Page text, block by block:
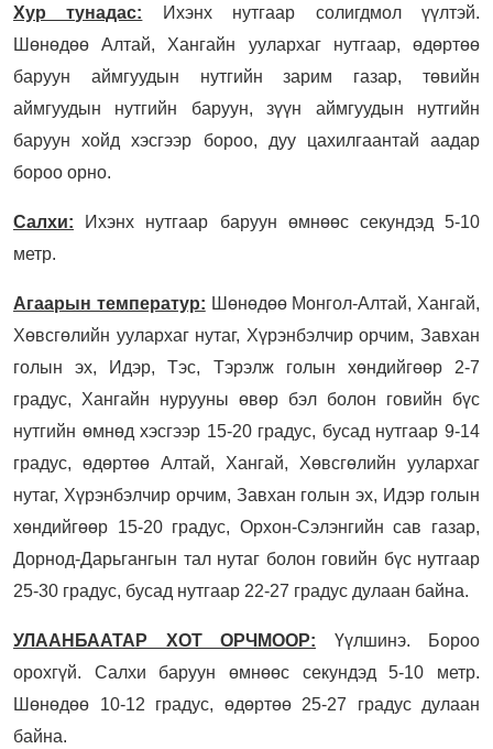
Хур тунадас: Ихэнх нутгаар солигдмол үүлтэй.
Шөнөдөө Алтай, Хангайн уулархаг нутгаар, өдөртөө
баруун аймгуудын нутгийн зарим газар, төвийн
аймгуудын нутгийн баруун, зүүн аймгуудын нутгийн
баруун хойд хэсгээр бороо, дуу цахилгаантай аадар
бороо орно.
Салхи: Ихэнх нутгаар баруун өмнөөс секундэд 5-10
метр.
Агаарын температур: Шөнөдөө Монгол-Алтай, Хангай,
Хөвсгөлийн уулархаг нутаг, Хүрэнбэлчир орчим, Завхан
голын эх, Идэр, Тэс, Тэрэлж голын хөндийгөөр 2-7
градус, Хангайн нурууны өвөр бэл болон говийн бүс
нутгийн өмнөд хэсгээр 15-20 градус, бусад нутгаар 9-14
градус, өдөртөө Алтай, Хангай, Хөвсгөлийн уулархаг
нутаг, Хүрэнбэлчир орчим, Завхан голын эх, Идэр голын
хөндийгөөр 15-20 градус, Орхон-Сэлэнгийн сав газар,
Дорнод-Дарьгангын тал нутаг болон говийн бүс нутгаар
25-30 градус, бусад нутгаар 22-27 градус дулаан байна.
УЛААНБААТАР ХОТ ОРЧМООР: Үүлшинэ. Бороо
орохгүй. Салхи баруун өмнөөс секундэд 5-10 метр.
Шөнөдөө 10-12 градус, өдөртөө 25-27 градус дулаан
байна.